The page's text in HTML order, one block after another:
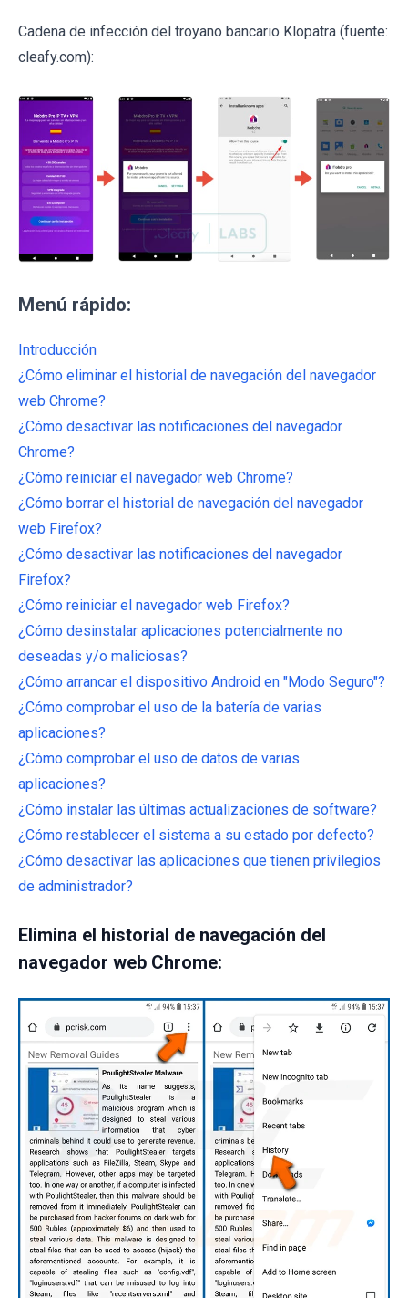
Cadena de infección del troyano bancario Klopatra (fuente:
cleafy.com):
Menú rápido:
Introducción
¿Cómo eliminar el historial de navegación del navegador
web Chrome?
¿Cómo desactivar las notificaciones del navegador
Chrome?
¿Cómo reiniciar el navegador web Chrome?
¿Cómo borrar el historial de navegación del navegador
web Firefox?
¿Cómo desactivar las notificaciones del navegador
Firefox?
¿Cómo reiniciar el navegador web Firefox?
¿Cómo desinstalar aplicaciones potencialmente no
deseadas y/o maliciosas?
¿Cómo arrancar el dispositivo Android en "Modo Seguro"?
¿Cómo comprobar el uso de la batería de varias
aplicaciones?
¿Cómo comprobar el uso de datos de varias
aplicaciones?
¿Cómo instalar las últimas actualizaciones de software?
¿Cómo restablecer el sistema a su estado por defecto?
¿Cómo desactivar las aplicaciones que tienen privilegios
de administrador?
Elimina el historial de navegación del
navegador web Chrome: